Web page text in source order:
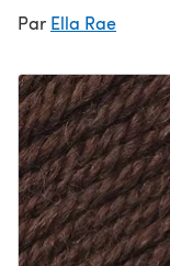
Par Ella Rae